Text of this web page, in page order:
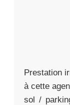
Prestation
à cette
sol /